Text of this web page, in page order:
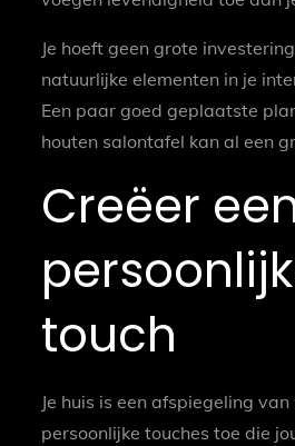
Je hoeft geen grote
natuurlijke elementen in je
Een paar goed geplaatste
houten salontafel kan al een
Creëer
touch
Je huis is een afspiegeling
persoonlijke touches toe die